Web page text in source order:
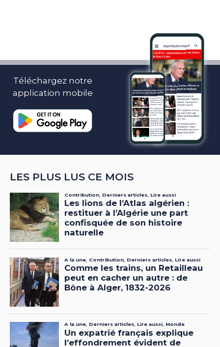
Téléchargez notre
application mobile
LES PLUS LUS CE MOIS